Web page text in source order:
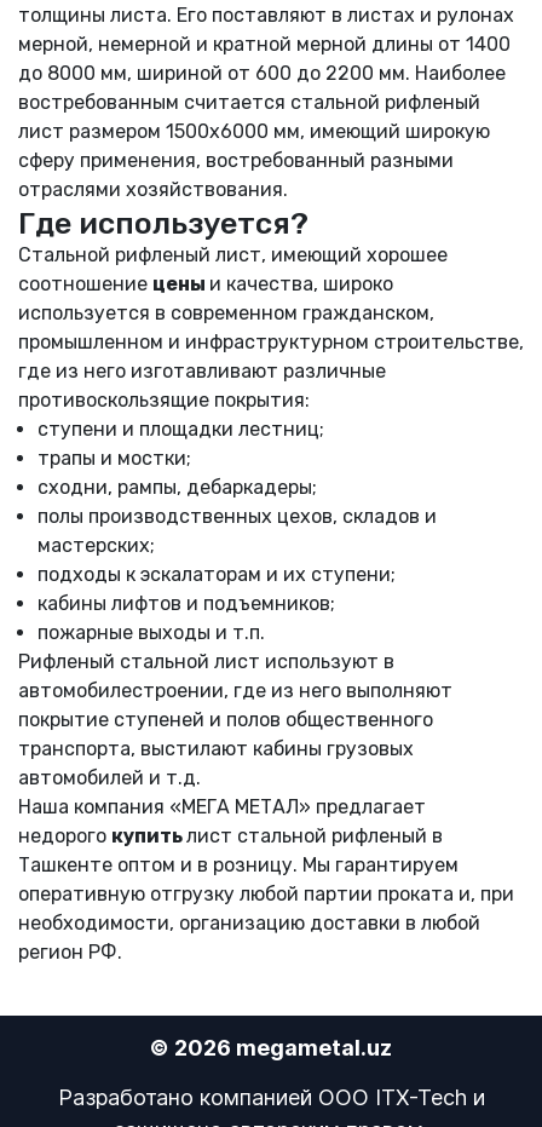
толщины листа. Его поставляют в листах и рулонах
мерной, немерной и кратной мерной длины от 1400
до 8000 мм, шириной от 600 до 2200 мм. Наиболее
востребованным считается стальной рифленый
лист размером 1500х6000 мм, имеющий широкую
сферу применения, востребованный разными
отраслями хозяйствования.
Где используется?
Стальной рифленый лист, имеющий хорошее
соотношение цены и качества, широко
используется в современном гражданском,
промышленном и инфраструктурном строительстве,
где из него изготавливают различные
противоскользящие покрытия:
ступени и площадки лестниц;
трапы и мостки;
сходни, рампы, дебаркадеры;
полы производственных цехов, складов и
мастерских;
подходы к эскалаторам и их ступени;
кабины лифтов и подъемников;
пожарные выходы и т.п.
Рифленый стальной лист используют в
автомобилестроении, где из него выполняют
покрытие ступеней и полов общественного
транспорта, выстилают кабины грузовых
автомобилей и т.д.
Наша компания «МЕГА МЕТАЛ» предлагает
недорого купитьлист стальной рифленый в
Ташкенте оптом и в розницу. Мы гарантируем
оперативную отгрузку любой партии проката и, при
необходимости, организацию доставки в любой
регион РФ.
© 2026 megametal.uz
Разработано компанией OOO ITX-Tech и